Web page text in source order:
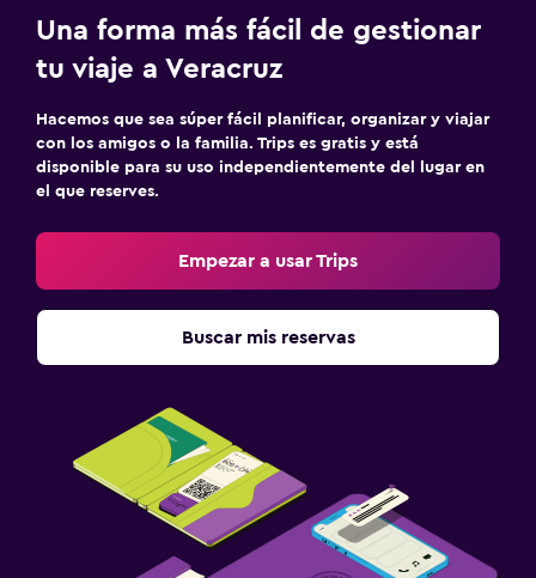
Una forma más fácil de gestionar
tu viaje a Veracruz
Hacemos que sea súper fácil planificar, organizar y viajar
con los amigos o la familia. Trips es gratis y está
disponible para su uso independientemente del lugar en
el que reserves.
Empezar a usar Trips
Buscar mis reservas